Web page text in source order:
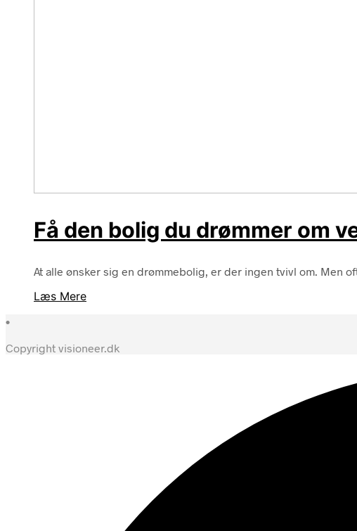
Få den bolig du drømmer om
At alle ønsker sig en drømmebolig, er der ingen tvivl om. Men
Læs Mere
•
Copyright visioneer.dk